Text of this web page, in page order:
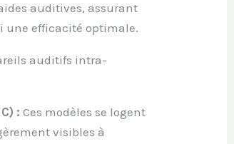
auditives, assurant
efficacité optimale.
auditifs intra-
: Ces modèles se logent
visibles à